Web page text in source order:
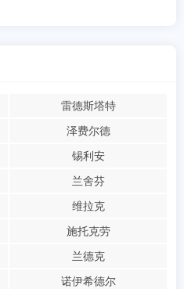
雷德斯塔特
泽费尔德
锡利安
兰舍芬
维拉克
施托克劳
兰德克
诺伊希德尔